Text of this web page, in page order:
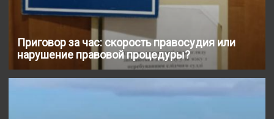
Приговор за час: скорость правосудия или
нарушение правовой процедуры?